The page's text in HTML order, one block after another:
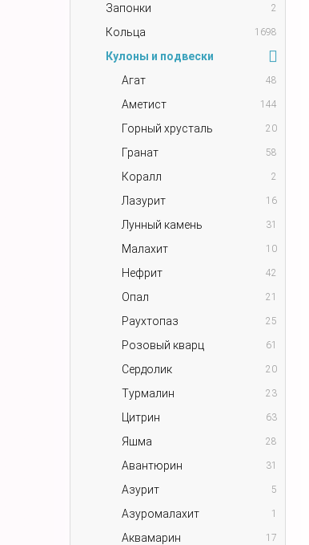
Запонки 2
Кольца 1698
Кулоны и подвески
Агат
48
Аметист 144
Горный хрусталь 20
Гранат 58
Коралл 2
Лазурит 16
Лунный камень 31
Малахит 10
Нефрит 42
Опал 21
Раухтопаз 25
Розовый кварц 61
Сердолик 20
Турмалин 23
Цитрин 63
Яшма 28
Авантюрин 31
Азурит 5
Азуромалахит 1
Аквамарин 17